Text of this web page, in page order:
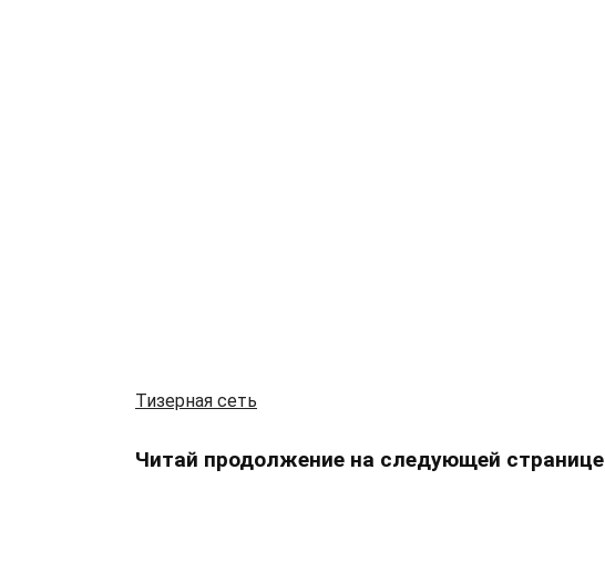
Тизерная сеть
Читай продолжение на следующей странице